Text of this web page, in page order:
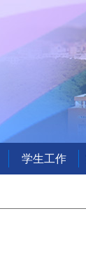
学生工作